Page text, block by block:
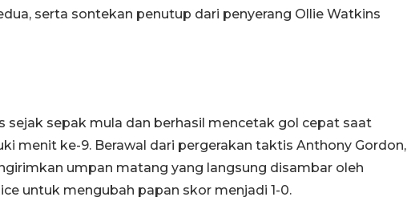
serta sontekan penutup dari penyerang Ollie Watkins
sejak sepak mula dan berhasil mencetak gol cepat saat
menit ke-9. Berawal dari pergerakan taktis Anthony Gordon,
umpan matang yang langsung disambar oleh
untuk mengubah papan skor menjadi 1-0.